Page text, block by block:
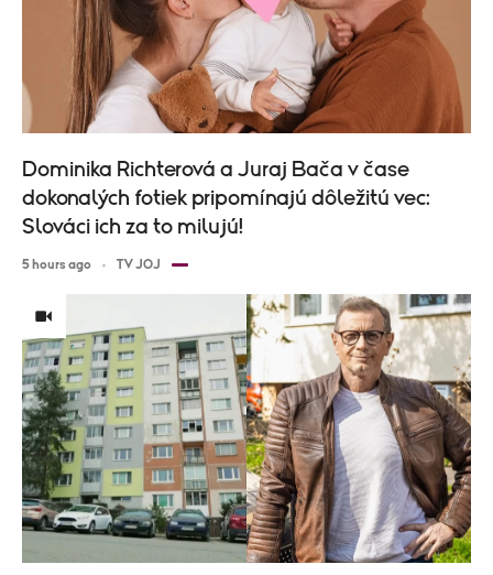
Dominika Richterová a Juraj Bača v čase
dokonalých fotiek pripomínajú dôležitú vec:
Slováci ich za to milujú!
5 hours ago TV JOJ